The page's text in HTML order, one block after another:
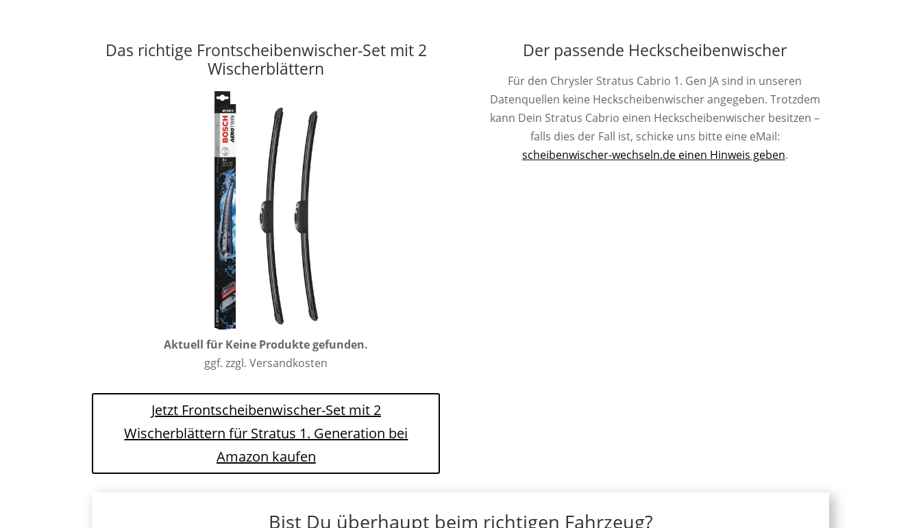
Das richtige Frontscheibenwischer-Set mit 2
Wischerblättern
Aktuell für Keine Produkte gefunden.
ggf. zzgl. Versandkosten
Jetzt Frontscheibenwischer-Set mit 2
Wischerblättern für Stratus 1. Generation bei
Amazon kaufen
Der passende Heckscheibenwischer
Für den Chrysler Stratus Cabrio 1. Gen JA sind in unseren
Datenquellen keine Heckscheibenwischer angegeben. Trotzdem
kann Dein Stratus Cabrio einen Heckscheibenwischer besitzen –
falls dies der Fall ist, schicke uns bitte eine eMail:
scheibenwischer-wechseln.de einen Hinweis geben.
Bist Du überhaupt beim richtigen Fahrzeug?